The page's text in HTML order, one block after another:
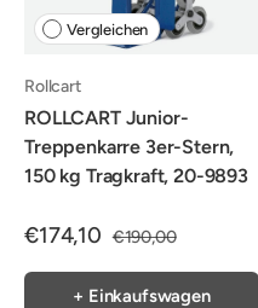
Vergleichen
Rollcart
ROLLCART Junior-
Treppenkarre 3er-Stern,
150 kg Tragkraft, 20-9893
€174,10 €190,00
+ Einkaufswagen